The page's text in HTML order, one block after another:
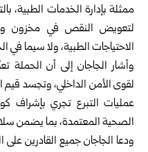
ممثلة بإدارة الخدمات الطبية،
لتعويض النقص في مخزون
الاحتياجات الطبية، ولا سيما في
وأشار الجاجان إلى أن الحملة
لقوى الأمن الداخلي، ‏وتجسد قيم
عمليات التبرع تجري بإشراف
الصحية المعتمدة، بما يضمن
ودعا الجاجان جميع القادرين على